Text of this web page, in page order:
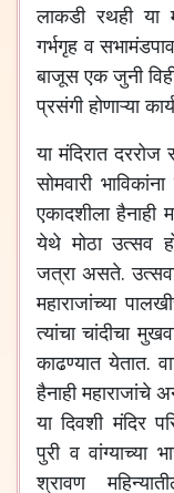
लाकडी रथही या
गर्भगृह व
बाजूस एक जुनी
प्रसंगी होणाऱ्या
या मंदिरात
सोमवारी
एकादशीला हैनाही
येथे मोठा उत्सव
जत्रा असते.
महाराजांच्या
त्यांचा चांदीचा
काढण्यात येतात.
हैनाही महाराजांचे
या दिवशी मंदिर
पुरी व वांग्याच्या
श्रावण